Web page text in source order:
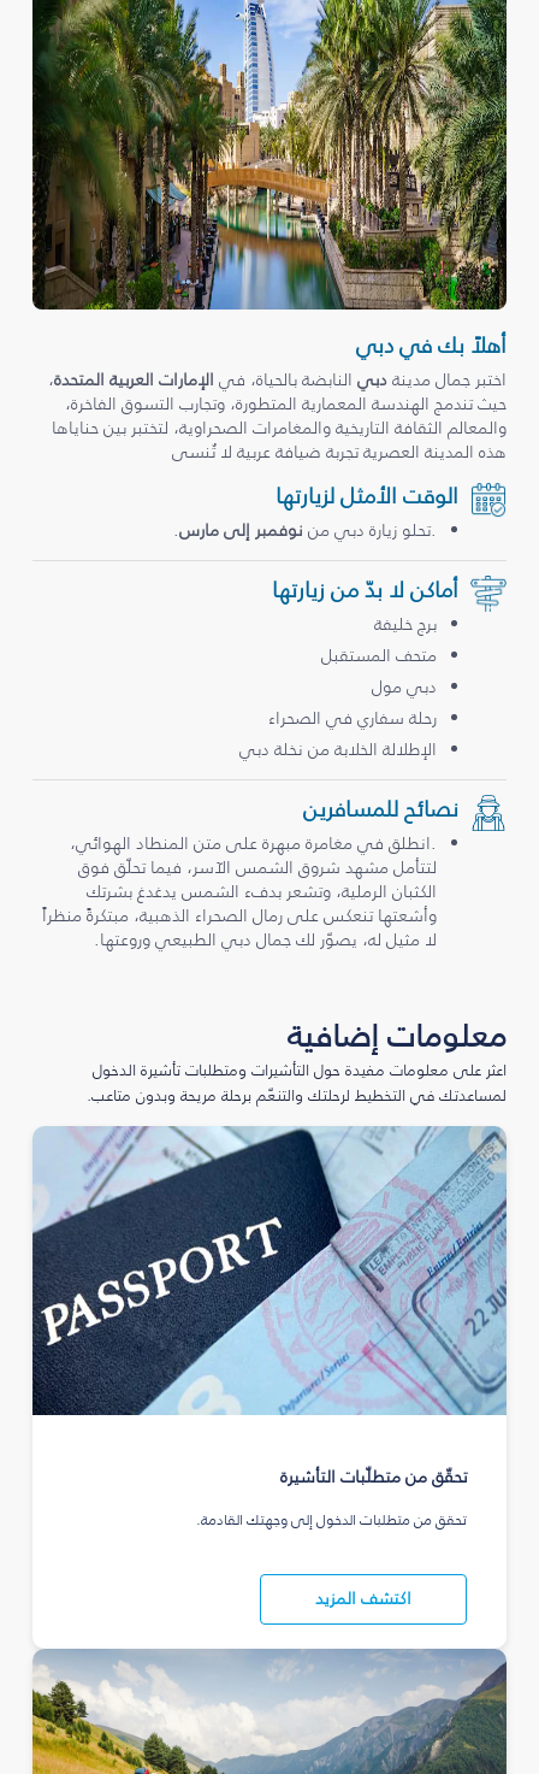
أهلاً بك في دبي
اختبر جمال مدينةدبيالنابضة بالحياة، في الإمارات العربية المتحدة،
حيث تندمج الهندسة المعمارية المتطورة، وتجارب التسوق الفاخرة،
والمعالم الثقافة التاريخية والمغامرات الصحراوية، لتختبر بين حناياها
هذه المدينة العصرية تجربة ضيافة عربية لا تُنسى
الوقت الأمثل لزيارتها
.تحلو زيارة دبي من نوفمبر إلى مارس.
أماكن لا بدّ من زيارتها
برج خليفة
متحف المستقبل
دبي مول
رحلة سفاري في الصحراء
الإطلالة الخلابة من نخلة دبي
نصائح للمسافرين
.انطلق في مغامرة مبهرة على متن المنطاد الهوائي،
لتتأمل مشهد شروق الشمس الآسر، فيما تحلّق فوق
الكثبان الرملية، وتشعر بدفء الشمس يدغدغ بشرتك
وأشعتها تنعكس على رمال الصحراء الذهبية، مبتكرةً منظراً
لا مثيل له، يصوّر لك جمال دبي الطبيعي وروعتها.
معلومات إضافية
اعثر على معلومات مفيدة حول التأشيرات ومتطلبات تأشيرة الدخول
لمساعدتك في التخطيط لرحلتك والتنعّم برحلة مريحة وبدون متاعب.
تحقّق من متطلّبات التأشيرة
تحقق من متطلبات الدخول إلى وجهتك القادمة.
اكتشف المزيد